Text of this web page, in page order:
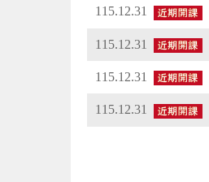
115.12.31
115.12.31
115.12.31
115.12.31